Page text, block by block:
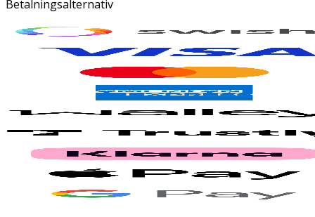
Betalningsalternativ